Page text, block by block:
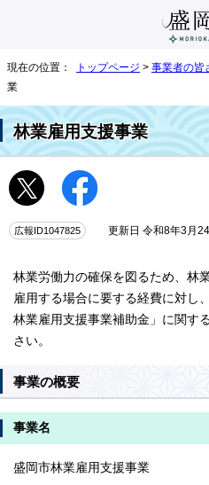
現在の位置： トップページ > 事業者の皆
業
林業雇用支援事業
広報ID1047825 更新日 令和8年3月24
林業労働力の確保を図るため、林
雇用する場合に要する経費に対し
林業雇用支援事業補助金」に関す
さい。
事業の概要
事業名
盛岡市林業雇用支援事業